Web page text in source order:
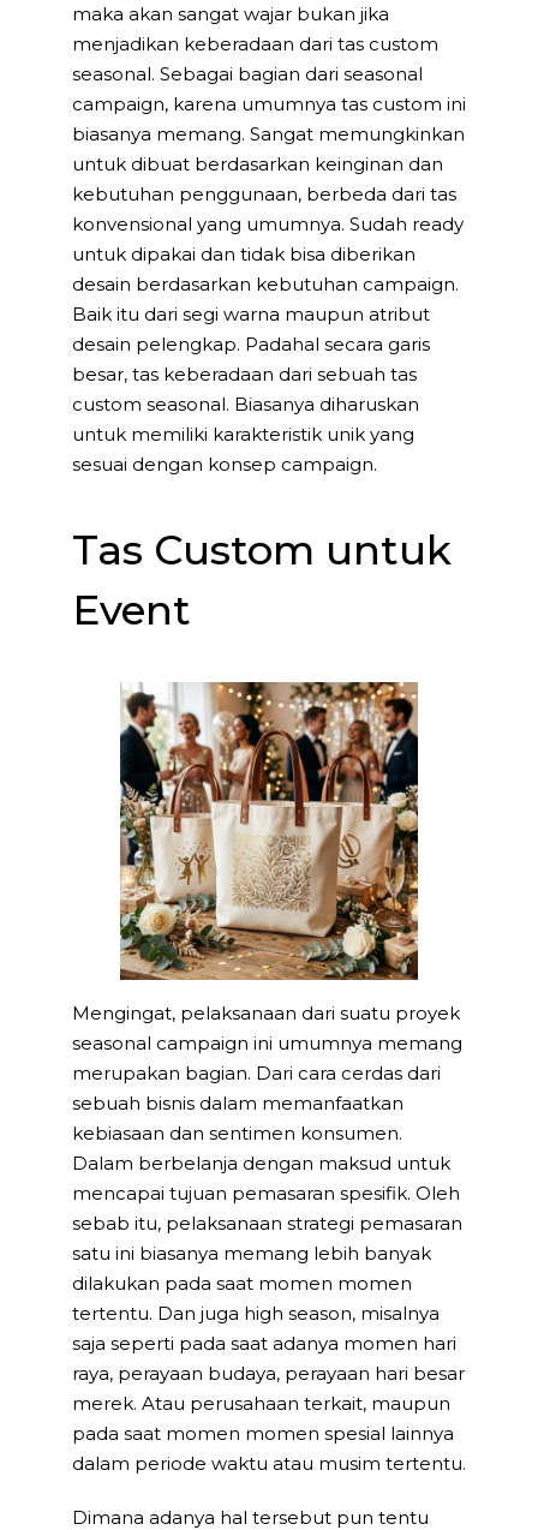
maka akan sangat wajar bukan jika
menjadikan keberadaan dari tas custom
seasonal. Sebagai bagian dari seasonal
campaign, karena umumnya tas custom ini
biasanya memang. Sangat memungkinkan
untuk dibuat berdasarkan keinginan dan
kebutuhan penggunaan, berbeda dari tas
konvensional yang umumnya. Sudah ready
untuk dipakai dan tidak bisa diberikan
desain berdasarkan kebutuhan campaign.
Baik itu dari segi warna maupun atribut
desain pelengkap. Padahal secara garis
besar, tas keberadaan dari sebuah tas
custom seasonal. Biasanya diharuskan
untuk memiliki karakteristik unik yang
sesuai dengan konsep campaign.
Tas Custom untuk
Event
Mengingat, pelaksanaan dari suatu proyek
seasonal campaign ini umumnya memang
merupakan bagian. Dari cara cerdas dari
sebuah bisnis dalam memanfaatkan
kebiasaan dan sentimen konsumen.
Dalam berbelanja dengan maksud untuk
mencapai tujuan pemasaran spesifik. Oleh
sebab itu, pelaksanaan strategi pemasaran
satu ini biasanya memang lebih banyak
dilakukan pada saat momen momen
tertentu. Dan juga high season, misalnya
saja seperti pada saat adanya momen hari
raya, perayaan budaya, perayaan hari besar
merek. Atau perusahaan terkait, maupun
pada saat momen momen spesial lainnya
dalam periode waktu atau musim tertentu.
Dimana adanya hal tersebut pun tentu